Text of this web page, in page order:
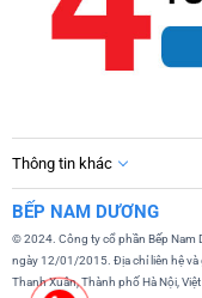
Thông tin khác
BẾP NAM DƯƠNG
© 2024. Công ty cổ phần Bếp Nam
ngày 12/01/2015. Địa chỉ liên hệ
Thanh Xuân, Thành phố Hà Nội,